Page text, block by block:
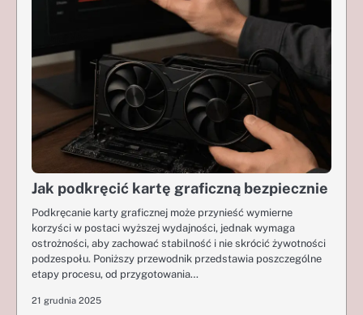
Jak podkręcić kartę graficzną bezpiecznie
Podkręcanie karty graficznej może przynieść wymierne
korzyści w postaci wyższej wydajności, jednak wymaga
ostrożności, aby zachować stabilność i nie skrócić żywotności
podzespołu. Poniższy przewodnik przedstawia poszczególne
etapy procesu, od przygotowania…
21 grudnia 2025